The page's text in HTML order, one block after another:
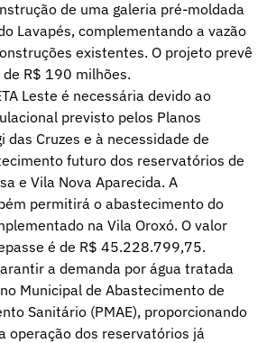
de uma galeria pré-moldada
Lavapés, complementando a vazão
existentes. O projeto prevê
R$ 190 milhões.
Leste é necessária devido ao
previsto pelos Planos
das Cruzes e à necessidade de
futuro dos reservatórios de
e Vila Nova Aparecida. A
permitirá o abastecimento do
na Vila Oroxó. O valor
é de R$ 45.228.799,75.
a demanda por água tratada
Municipal de Abastecimento de
Sanitário (PMAE), proporcionando
operação dos reservatórios já